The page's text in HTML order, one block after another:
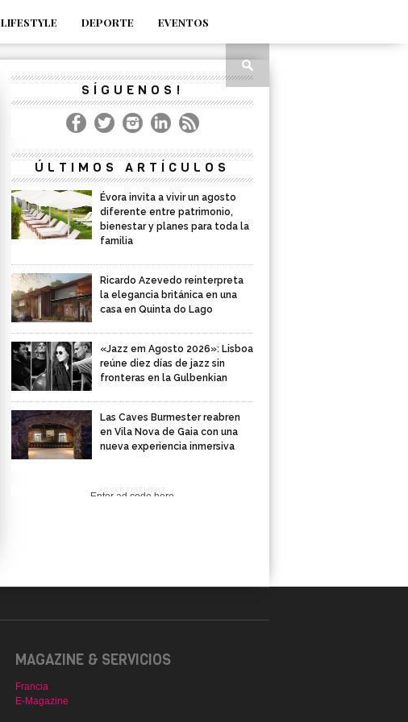
LIFESTYLE DEPORTE
EVENTOS
SÍGUENOS!
ÚLTIMOS ARTÍCULOS
Évora invita a vivir un agosto
diferente entre patrimonio,
bienestar y planes para toda la
familia
Ricardo Azevedo reinterpreta
la elegancia británica en una
casa en Quinta do Lago
«Jazz em Agosto 2026»: Lisboa
reúne diez días de jazz sin
fronteras en la Gulbenkian
Las Caves Burmester reabren
en Vila Nova de Gaia con una
nueva experiencia inmersiva
ADVERTISEMENT
Enter ad code here
MAGAZINE & SERVICIOS
Francia
E-Magazine